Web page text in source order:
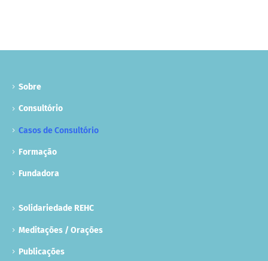
Sobre
Consultório
Casos de Consultório
Formação
Fundadora
Solidariedade REHC
Meditações / Orações
Publicações